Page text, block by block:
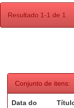
Resultado 1-1 de 1.
Conjunto de itens:
Data do